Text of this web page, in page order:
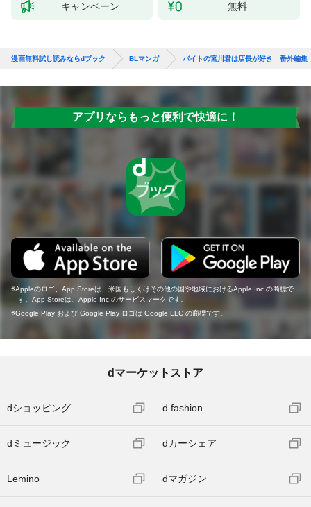
キャンペーン 無料
漫画無料試し読みならdブック BLマンガ バイトの宮川君は店長が好き 番外編集
アプリならもっと便利で快適に！
Appleのロゴ、App Storeは、米国もしくはその他の国や地域におけるApple Inc.の商標で
す。App Storeは、Apple Inc.のサービスマークです。
Google Play および Google Play ロゴは Google LLC の商標です。
dマーケットストア
dショッピング d fashion
dミュージック dカーシェア
Lemino dマガジン